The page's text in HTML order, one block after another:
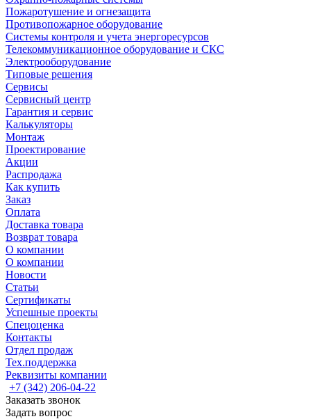
Пожаротушение и огнезащита
Противопожарное оборудование
Системы контроля и учета энергоресурсов
Телекоммуникационное оборудование и СКС
Электрооборудование
Типовые решения
Сервисы
Сервисный центр
Гарантия и сервис
Калькуляторы
Монтаж
Проектирование
Акции
Распродажа
Как купить
Заказ
Оплата
Доставка товара
Возврат товара
О компании
О компании
Новости
Статьи
Сертификаты
Успешные проекты
Спецоценка
Контакты
Отдел продаж
Тех.поддержка
Реквизиты компании
+7 (342) 206-04-22
Заказать звонок
Задать вопрос